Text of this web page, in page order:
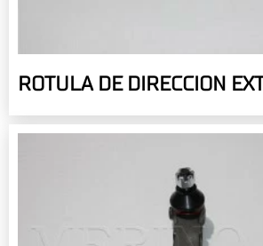
ROTULA DE DIRECCION